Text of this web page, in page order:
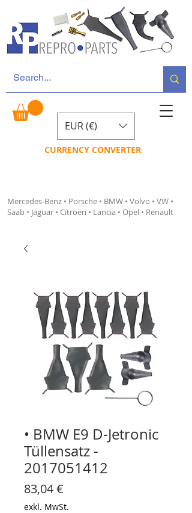
Mercedes-Benz • Porsche • BMW • Volvo • VW •
Saab • Jaguar • Citroën • Lancia • Opel • Renault
EUR (€)
CURRENCY CONVERTER
• BMW E9 D-Jetronic
Tüllensatz -
2017051412
83,04 €
exkl. MwSt.